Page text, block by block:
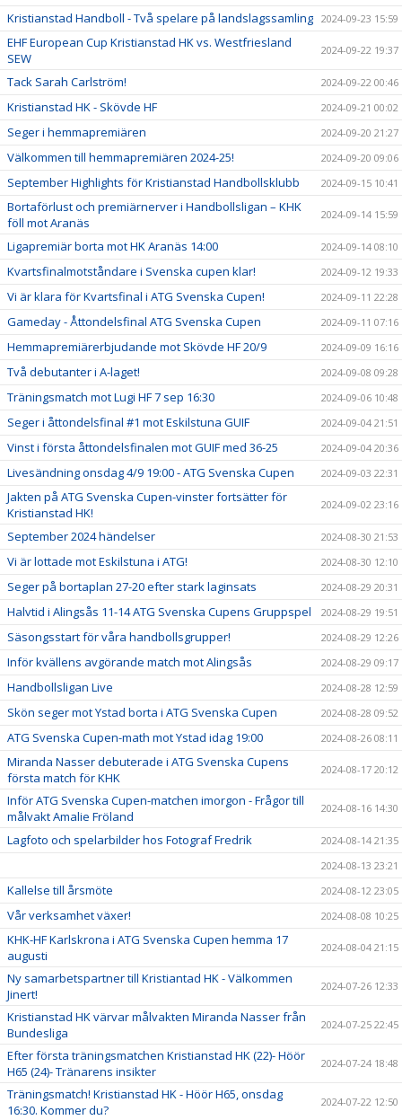
Kristianstad Handboll - Två spelare på landslagssamling 2024-09-23 15:59
EHF European Cup Kristianstad HK vs. Westfriesland
SEW
2024-09-22 19:37
Tack Sarah Carlström! 2024-09-22 00:46
Kristianstad HK - Skövde HF 2024-09-21 00:02
Seger i hemmapremiären 2024-09-20 21:27
Välkommen till hemmapremiären 2024-25! 2024-09-20 09:06
September Highlights för Kristianstad Handbollsklubb 2024-09-15 10:41
Bortaförlust och premiärnerver i Handbollsligan – KHK
föll mot Aranäs
2024-09-14 15:59
Ligapremiär borta mot HK Aranäs 14:00 2024-09-14 08:10
Kvartsfinalmotståndare i Svenska cupen klar! 2024-09-12 19:33
Vi är klara för Kvartsfinal i ATG Svenska Cupen! 2024-09-11 22:28
Gameday - Åttondelsfinal ATG Svenska Cupen 2024-09-11 07:16
Hemmapremiärerbjudande mot Skövde HF 20/9 2024-09-09 16:16
Två debutanter i A-laget! 2024-09-08 09:28
Träningsmatch mot Lugi HF 7 sep 16:30 2024-09-06 10:48
Seger i åttondelsfinal #1 mot Eskilstuna GUIF 2024-09-04 21:51
Vinst i första åttondelsfinalen mot GUIF med 36-25 2024-09-04 20:36
Livesändning onsdag 4/9 19:00 - ATG Svenska Cupen 2024-09-03 22:31
Jakten på ATG Svenska Cupen-vinster fortsätter för
Kristianstad HK!
2024-09-02 23:16
September 2024 händelser 2024-08-30 21:53
Vi är lottade mot Eskilstuna i ATG! 2024-08-30 12:10
Seger på bortaplan 27-20 efter stark laginsats 2024-08-29 20:31
Halvtid i Alingsås 11-14 ATG Svenska Cupens Gruppspel 2024-08-29 19:51
Säsongsstart för våra handbollsgrupper! 2024-08-29 12:26
Inför kvällens avgörande match mot Alingsås 2024-08-29 09:17
Handbollsligan Live 2024-08-28 12:59
Skön seger mot Ystad borta i ATG Svenska Cupen 2024-08-28 09:52
ATG Svenska Cupen-math mot Ystad idag 19:00 2024-08-26 08:11
Miranda Nasser debuterade i ATG Svenska Cupens
första match för KHK
2024-08-17 20:12
Inför ATG Svenska Cupen-matchen imorgon - Frågor till
målvakt Amalie Fröland
2024-08-16 14:30
Lagfoto och spelarbilder hos Fotograf Fredrik
2024-08-14 21:35
2024-08-13 23:21
Kallelse till årsmöte 2024-08-12 23:05
Vår verksamhet växer! 2024-08-08 10:25
KHK-HF Karlskrona i ATG Svenska Cupen hemma 17
augusti
2024-08-04 21:15
Ny samarbetspartner till Kristiantad HK - Välkommen
Jinert!
2024-07-26 12:33
Kristianstad HK värvar målvakten Miranda Nasser från
Bundesliga
2024-07-25 22:45
Efter första träningsmatchen Kristianstad HK (22)- Höör
H65 (24)- Tränarens insikter
2024-07-24 18:48
Träningsmatch! Kristianstad HK - Höör H65, onsdag
16:30. Kommer du?
2024-07-22 12:50